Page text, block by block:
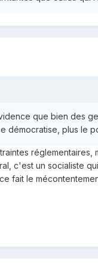
que bien des
démocratise, plus le
c'est un socialiste
fait le